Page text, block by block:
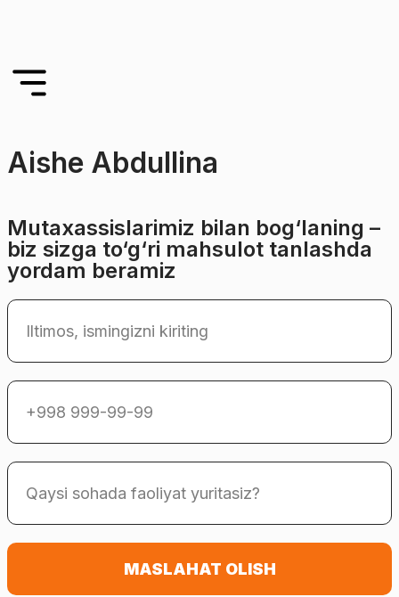
Aishe Abdullina
Mutaxassislarimiz bilan bog‘laning –
biz sizga to‘g‘ri mahsulot tanlashda
yordam beramiz
MASLAHAT OLISH